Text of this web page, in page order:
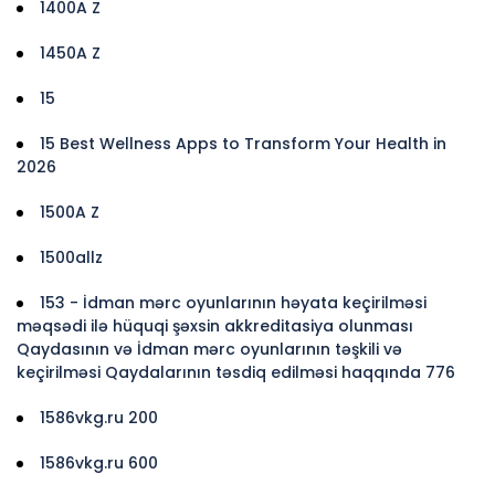
1400A Z
1450A Z
15
15 Best Wellness Apps to Transform Your Health in
2026
1500A Z
1500allz
153 - İdman mərc oyunlarının həyata keçirilməsi
məqsədi ilə hüquqi şəxsin akkreditasiya olunması
Qaydasının və İdman mərc oyunlarının təşkili və
keçirilməsi Qaydalarının təsdiq edilməsi haqqında 776
1586vkg.ru 200
1586vkg.ru 600